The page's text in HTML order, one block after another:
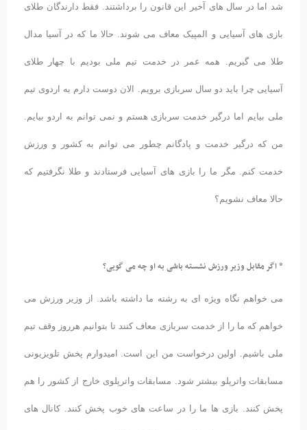
شد اما در سال های آخیر این قانون را برداشتند. فقط دارندگان طلای
بازی های آسیایی و المپیک معاف می شوند. حالا ما که در آسیا مدال
طلا می گیریم. همه عمر در خدمت تیم ملی بودیم با چهار طلای
آسیایی چرا باید دو سال سربازی برویم. الان دوست دارم به اردوی تیم
ملی بیایم اما درگیر خدمت سربازی هستم و نمی توانم به اردو بیایم.
من که درگیر خدمت و پادگانم چطور می توانم به کشور و ورزش
خدمت کنم. مگر ما را بازی های آسیایی فرستادند و طلا نگرفتیم که
حالا معاف نشویم؟
* اگر مقابل وزیر ورزش نشسته باشی به او چه می گویی؟
می خواهم نگاه ویژه ای به رشته ما داشته باشد. از وزیر ورزش می
خواهم که ما را از خدمت سربازی معاف کنند تا بتوانیم هرروز وقف تیم
ملی باشیم. اولین درخواست من این است. امیدوارم پخش تلویزیونی
مسابقات واترپلو بیشتر شود. مسابقات واترپلوی خارج از کشور را هم
پخش کنند. بازی ها ما را در ساعت های خوب پخش کنند. کانال های